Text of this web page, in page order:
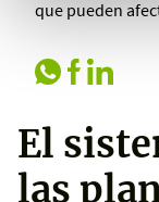
que pueden
El
las